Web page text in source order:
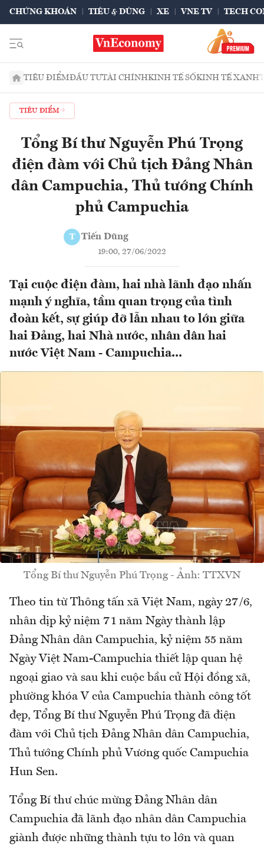
CHỨNG KHOÁN TIÊU & DÙNG XE VNE TV TECH
TIÊU ĐIỂMĐẦU TƯTÀI CHÍNHKINH TẾ SỐKINH TẾ XANH
TIÊU ĐIỂM
Tổng Bí thư Nguyễn Phú Trọng
điện đàm với Chủ tịch Đảng Nhân
dân Campuchia, Thủ tướng Chính
phủ Campuchia
T Tiến Dũng
19:00, 27/06/2022
Tại cuộc điện đàm, hai nhà lãnh đạo nhấn
mạnh ý nghĩa, tầm quan trọng của tình
đoàn kết, sự giúp đỡ lẫn nhau to lớn giữa
hai Đảng, hai Nhà nước, nhân dân hai
nước Việt Nam - Campuchia...
Tổng Bí thư Nguyễn Phú Trọng - Ảnh: TTXVN
Theo tin từ Thông tấn xã Việt Nam, ngày 27/6,
nhân dịp kỷ niệm 71 năm Ngày thành lập
Đảng Nhân dân Campuchia, kỷ niệm 55 năm
Ngày Việt Nam-Campuchia thiết lập quan hệ
ngoại giao và sau khi cuộc bầu cử Hội đồng xã,
phường khóa V của Campuchia thành công tốt
đẹp, Tổng Bí thư Nguyễn Phú Trọng đã điện
đàm với Chủ tịch Đảng Nhân dân Campuchia,
Thủ tướng Chính phủ Vương quốc Campuchia
Hun Sen.
Tổng Bí thư chúc mừng Đảng Nhân dân
Campuchia đã lãnh đạo nhân dân Campuchia
giành được những thành tựu to lớn và quan